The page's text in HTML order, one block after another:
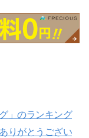
」のランキング
りがとうござい